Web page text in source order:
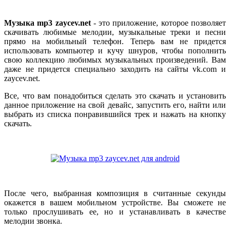
Музыка mp3 zaycev.net- это приложение, которое позволяет
скачивать любимые мелодии, музыкальные треки и песни
прямо на мобильный телефон. Теперь вам не придется
использовать компьютер и кучу шнуров, чтобы пополнить
свою коллекцию любимых музыкальных произведений. Вам
даже не придется специально заходить на сайты vk.com и
zaycev.net.
Все, что вам понадобиться сделать это скачать и установить
данное приложение на свой девайс, запустить его, найти или
выбрать из списка понравившийся трек и нажать на кнопку
скачать.
После чего, выбранная композиция в считанные секунды
окажется в вашем мобильном устройстве. Вы сможете не
только прослушивать ее, но и устанавливать в качестве
мелодии звонка.